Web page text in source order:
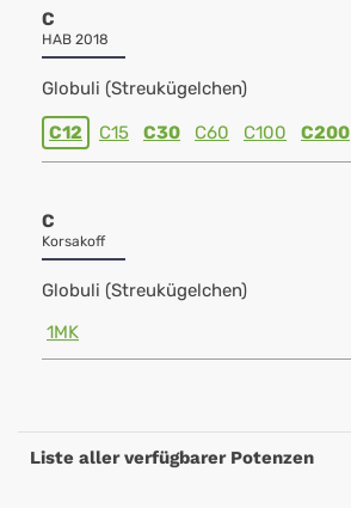
C
HAB 2018
Globuli (Streukügelchen)
C12 C15 C30 C60 C100 C200
C
Korsakoff
Globuli (Streukügelchen)
1MK
Liste aller verfügbarer Potenzen